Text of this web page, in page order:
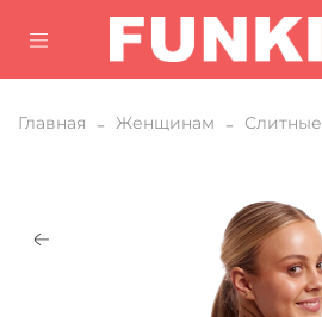
Главная Женщинам Слитные